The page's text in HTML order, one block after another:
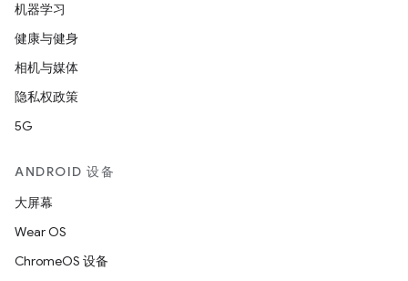
机器学习
健康与健身
相机与媒体
隐私权政策
5G
ANDROID 设备
大屏幕
Wear OS
ChromeOS 设备